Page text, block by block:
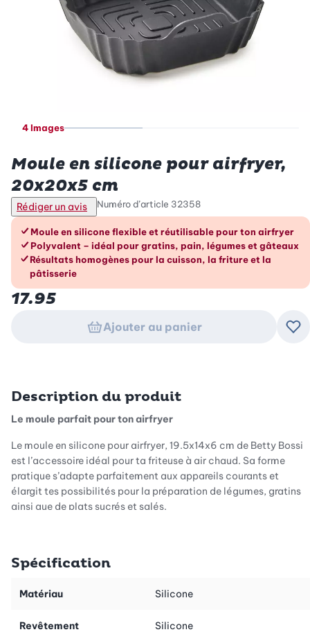
4 Images
Moule en silicone pour airfryer,
20x20x5 cm
Rédiger un avis Numéro d’article 32358
Les avantages en un coup d’œil
Moule en silicone flexible et réutilisable pour ton airfryer
Polyvalent – idéal pour gratins, pain, légumes et gâteaux
Résultats homogènes pour la cuisson, la friture et la
pâtisserie
17.95
Ajouter au panier
Description du produit
Le moule parfait pour ton airfryer
Le moule en silicone pour airfryer, 19.5x14x6 cm de Betty Bossi
est l’accessoire idéal pour ta friteuse à air chaud. Sa forme
pratique s’adapte parfaitement aux appareils courants et
élargit tes possibilités pour la préparation de légumes, gratins
ainsi que de plats sucrés et salés.
Silicone flexible pour un démoulage facile
préparations se démoulent très facilement – sans accrocher.
Spécification
Matériau Silicone
Revêtement Silicone